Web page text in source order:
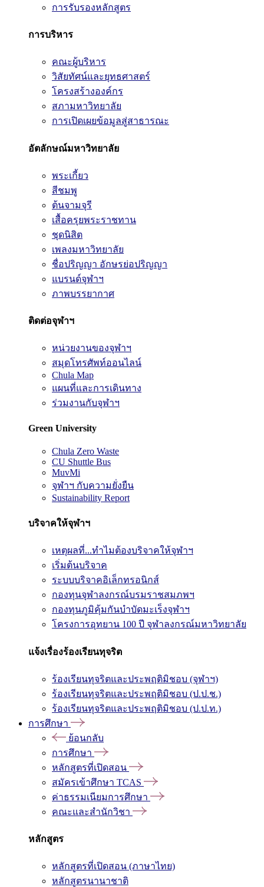
การรับรองหลักสูตร
การบริหาร
คณะผู้บริหาร
วิสัยทัศน์และยุทธศาสตร์
โครงสร้างองค์กร
สภามหาวิทยาลัย
การเปิดเผยข้อมูลสู่สาธารณะ
อัตลักษณ์มหาวิทยาลัย
พระเกี้ยว
สีชมพู
ต้นจามจุรี
เสื้อครุยพระราชทาน
ชุดนิสิต
เพลงมหาวิทยาลัย
ชื่อปริญญา อักษรย่อปริญญา
แบรนด์จุฬาฯ
ภาพบรรยากาศ
ติดต่อจุฬาฯ
หน่วยงานของจุฬาฯ
สมุดโทรศัพท์ออนไลน์
Chula Map
แผนที่และการเดินทาง
ร่วมงานกับจุฬาฯ
Green University
Chula Zero Waste
CU Shuttle Bus
MuvMi
จุฬาฯ กับความยั่งยืน
Sustainability Report
บริจาคให้จุฬาฯ
เหตุผลที่...ทำไมต้องบริจาคให้จุฬาฯ
เริ่มต้นบริจาค
ระบบบริจาคอิเล็กทรอนิกส์
กองทุนจุฬาลงกรณ์บรมราชสมภพฯ
กองทุนภูมิคุ้มกันบำบัดมะเร็งจุฬาฯ
โครงการอุทยาน 100 ปี จุฬาลงกรณ์มหาวิทยาลัย
แจ้งเรื่องร้องเรียนทุจริต
ร้องเรียนทุจริตและประพฤติมิชอบ (จุฬาฯ)
ร้องเรียนทุจริตและประพฤติมิชอบ (ป.ป.ช.)
ร้องเรียนทุจริตและประพฤติมิชอบ (ป.ป.ท.)
การศึกษา
ย้อนกลับ
การศึกษา
หลักสูตรที่เปิดสอน
สมัครเข้าศึกษา TCAS
ค่าธรรมเนียมการศึกษา
คณะและสำนักวิชา
หลักสูตร
หลักสูตรที่เปิดสอน (ภาษาไทย)
หลักสูตรนานาชาติ